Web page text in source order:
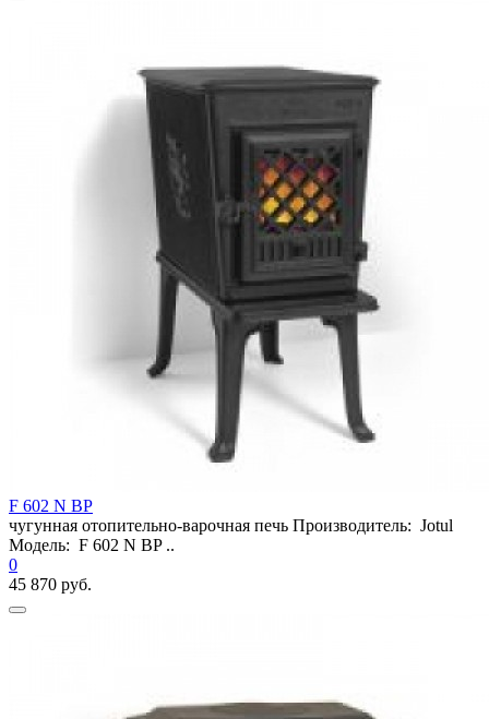
F 602 N BP
чугунная отопительно-варочная печь Производитель: Jotul
Модель: F 602 N BP ..
0
45 870 руб.